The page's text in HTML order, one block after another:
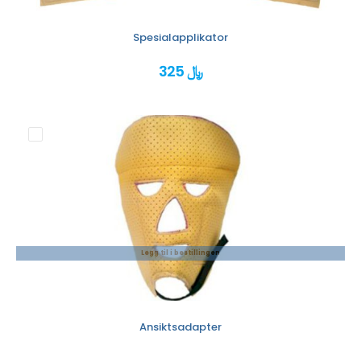
Spesialapplikator
325 ﷼
Legg til i bestillingen
Ansiktsadapter